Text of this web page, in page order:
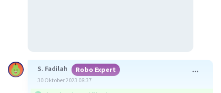
S. Fadilah Robo Expert
30 Oktober 2023 08:37